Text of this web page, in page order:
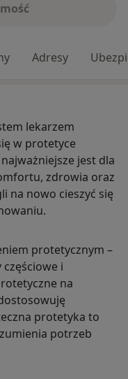
Adresy
lekarzem
w protetyce
jest dla
zdrowia oraz
na nowo cieszyć się
protetycznym –
i
na
protetyka to
potrzeb